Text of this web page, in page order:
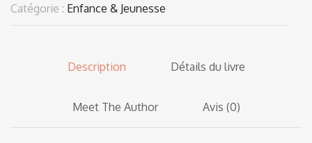
Catégorie : Enfance & Jeunesse
Description Détails du livre
Meet The Author Avis (0)